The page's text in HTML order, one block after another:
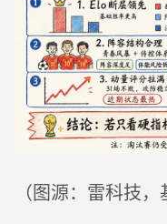
（图源：雷科技